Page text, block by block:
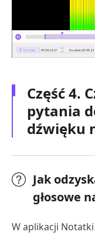
Część 4.
pytania
dźwięku
Jak
głosowe
W aplikacji